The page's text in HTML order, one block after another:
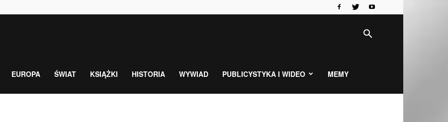
EUROPA ŚWIAT KSIĄŻKI HISTORIA WYWIAD PUBLICYSTYKA I WIDEO MEMY